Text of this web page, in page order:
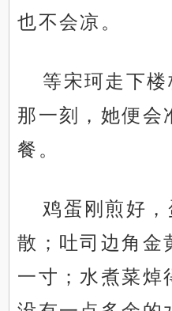
也不会凉。
等宋珂走下
那一刻，她便会
餐。
鸡蛋刚煎好
散；吐司边角金
一寸；水煮菜焯